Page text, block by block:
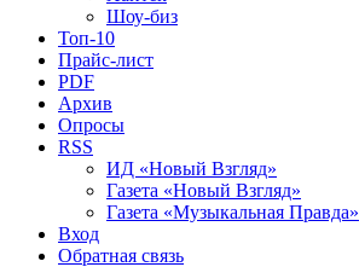
Шоу-биз
Топ-10
Прайс-лист
PDF
Архив
Опросы
RSS
ИД «Новый Взгляд»
Газета «Новый Взгляд»
Газета «Музыкальная Правда»
Вход
Обратная связь